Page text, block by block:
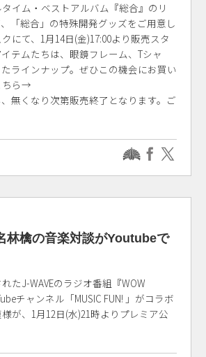
イム・ベストアルバム『総合』のリ
「総合」の特殊開発グッズをご用意し
にて、1月14日(金)17:00より販売スタ
テムたちは、眼鏡フレーム、Tシャ
ラインナップ。ぜひこの機会にお買い
ちら→
無くなり次第販売終了となります。ご
林檎の音楽対談がYoutubeで
たJ-WAVEのラジオ番組『WOW
チャンネル「MUSIC FUN! 」がコラボ
が、1月12日(水)21時よりプレミア公